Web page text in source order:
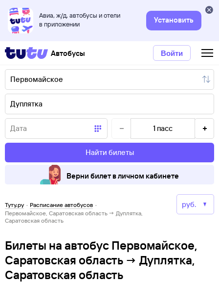
Авиа, ж/д, автобусы и отели
в приложении
Установить
Автобусы Войти
1 пасс
Найти билеты
Верни билет в личном кабинете
Туту.ру · Расписание автобусов ·
Первомайское, Саратовская область → Дуплятка,
Саратовская область
Билеты на автобус Первомайское,
Саратовская область → Дуплятка,
Саратовская область